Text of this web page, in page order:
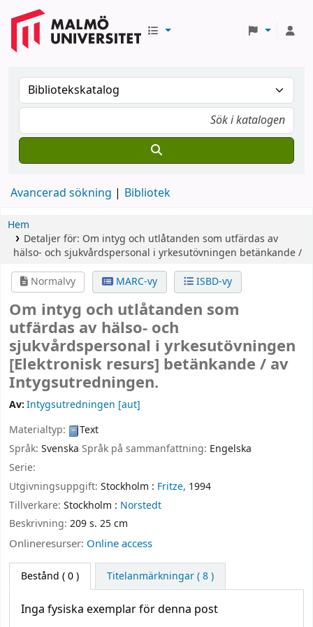
Avancerad sökning Bibliotek
Hem
Detaljer för: Om intyg och utlåtanden som utfärdas av
hälso- och sjukvårdspersonal i yrkesutövningen betänkande /
Normalvy
MARC-vy ISBD-vy
Om intyg och utlåtanden som
utfärdas av hälso- och
sjukvårdspersonal i yrkesutövningen
[Elektronisk resurs] betänkande / av
Intygsutredningen.
Av:Intygsutredningen [aut]
Materialtyp:
Text
Språk: Svenska Språk på sammanfattning: Engelska
Serie:
Utgivningsuppgift: Stockholm : Fritze, 1994
Tillverkare: Stockholm : Norstedt
Beskrivning: 209 s. 25 cm
Onlineresurser: Online access
Bestånd ( 0 ) Titelanmärkningar ( 8 )
Inga fysiska exemplar för denna post